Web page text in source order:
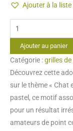
Ajouter à la liste
quantité
de
Point
de
croix
Chat
et
coeur
kawaii
Ajouter au panier
Catégorie :grilles
Découvrez cette
sur le thème «
pastel, ce motif
pour un résultat
amateurs de point